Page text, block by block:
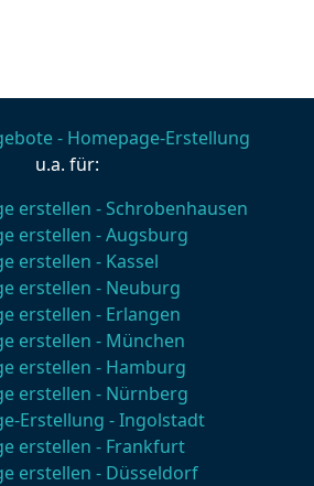
- Homepage-Erstellung
u.a. für:
erstellen - Schrobenhausen
erstellen - Augsburg
erstellen - Kassel
erstellen - Neuburg
erstellen - Erlangen
erstellen - München
erstellen - Hamburg
erstellen - Nürnberg
Erstellung - Ingolstadt
erstellen - Frankfurt
erstellen - Düsseldorf